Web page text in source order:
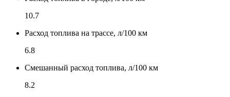
10.7
Расход топлива на трассе, л/100 км
6.8
Смешанный расход топлива, л/100 км
8.2